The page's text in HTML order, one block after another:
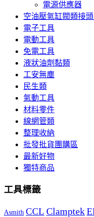
電源供應器
空油壓氣缸閥類接
電子工具
電動工具
免電工具
液狀油劑黏類
工安無塵
民生類
氣動工具
材料零件
線網管類
整理收納
批發批貨團購區
最新好物
獨特商品
工具標籤
Asmith CCL Clamptek